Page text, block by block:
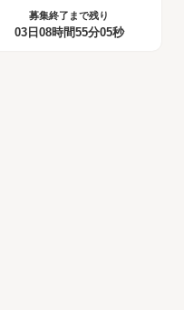
募集終了まで残り
03日08時間55分04秒